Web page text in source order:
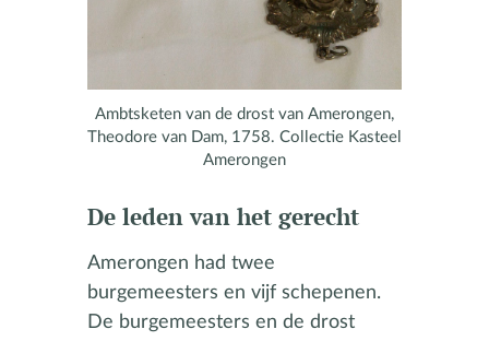
Ambtsketen van de drost van Amerongen,
Theodore van Dam, 1758. Collectie Kasteel
Amerongen
De leden van het gerecht
Amerongen had twee
burgemeesters en vijf schepenen.
De burgemeesters en de drost